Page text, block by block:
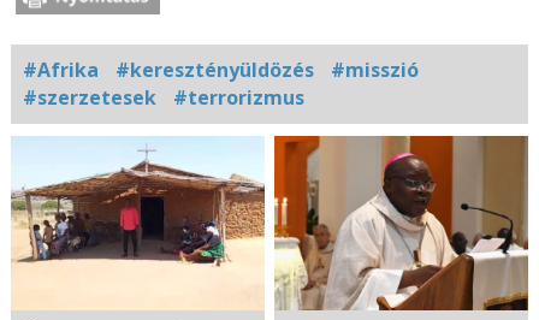
#Afrika #keresztényüldözés
#misszió
#szerzetesek
#terrorizmus
Kapcsolódó
fotógaléria